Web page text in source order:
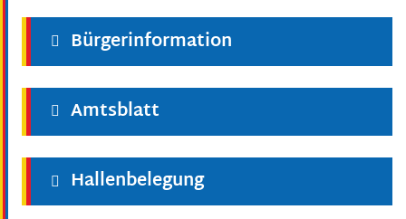
Bürgerinformation
Amtsblatt
Hallenbelegung